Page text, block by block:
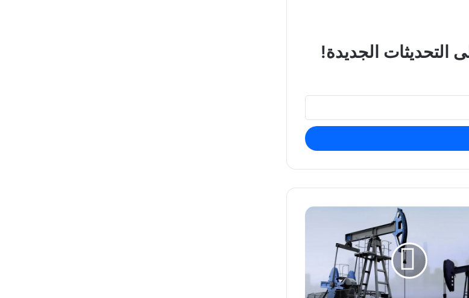
التحديثات الجديدة!